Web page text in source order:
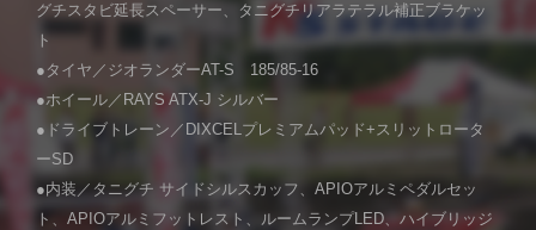
グチスタビ延長スペーサー、タニグチリアラテラル補正ブラケッ
ト
●タイヤ／ジオランダーAT-S 185/85-16
●ホイール／RAYS ATX-J シルバー
●ドライブトレーン／DIXCELプレミアムパッド+スリットロータ
ーSD
●内装／タニグチ サイドシルスカッフ、APIOアルミペダルセッ
ト、APIOアルミフットレスト、ルームランプLED、ハイブリッジ